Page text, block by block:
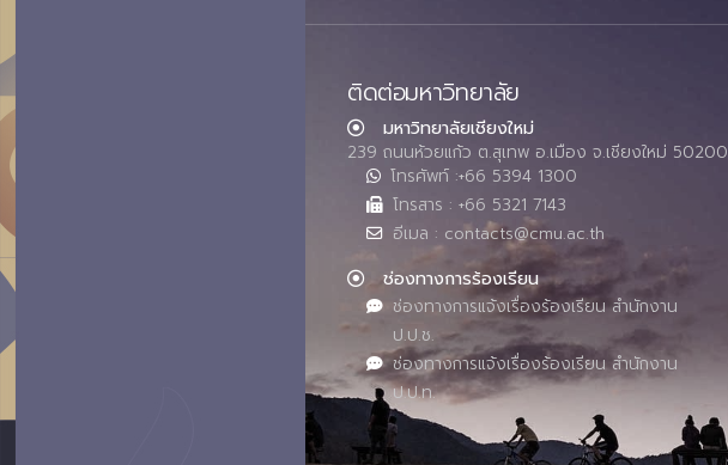
ติดต่อมหาวิทยาลัย
มหาวิทยาลัยเชียงใหม่
239 ถนนห้วยแก้ว ต.สุเทพ อ.เมือง จ.เชียงใหม่ 50200
โทรศัพท์ :+66 5394 1300
โทรสาร : +66 5321 7143
อีเมล : contacts@cmu.ac.th
ช่องทางการร้องเรียน
ช่องทางการแจ้งเรื่องร้องเรียน สำนักงาน
ป.ป.ช.
ช่องทางการแจ้งเรื่องร้องเรียน สำนักงาน
ป.ป.ท.